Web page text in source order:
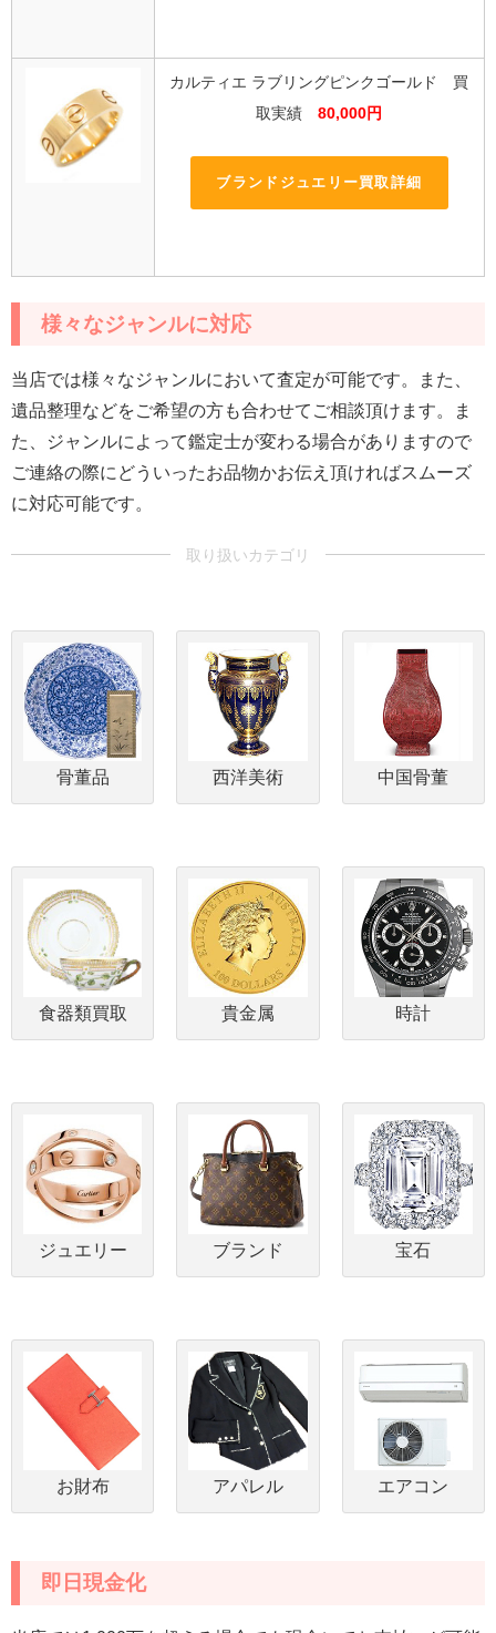
カルティエ ラブリングピンクゴールド 買
取実績80,000円
ブランドジュエリー買取詳細
様々なジャンルに対応
当店では様々なジャンルにおいて査定が可能です。また、
遺品整理などをご希望の方も合わせてご相談頂けます。ま
た、ジャンルによって鑑定士が変わる場合がありますので
ご連絡の際にどういったお品物かお伝え頂ければスムーズ
に対応可能です。
骨董品 西洋美術 中国骨董
食器類買取 貴金属 時計
ジュエリー ブランド 宝石
お財布 アパレル エアコン
即日現金化